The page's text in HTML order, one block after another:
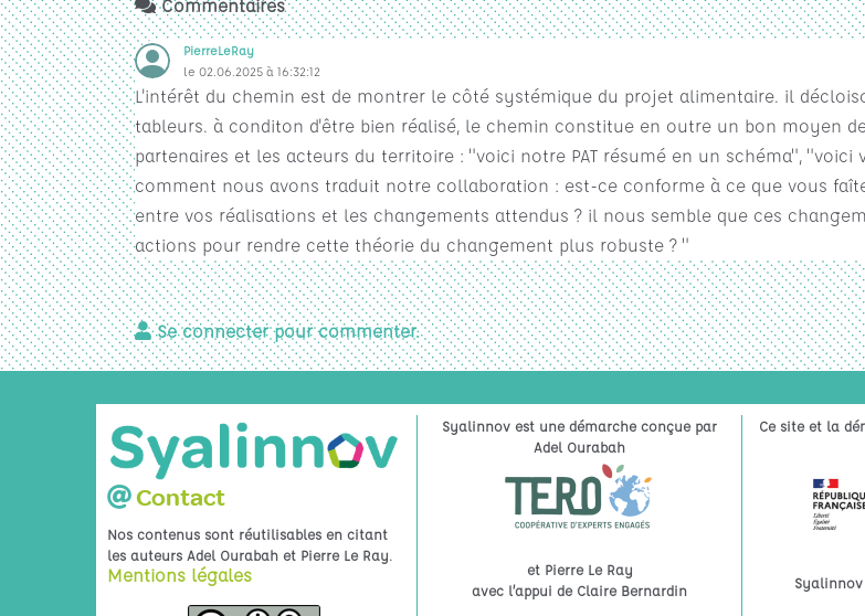
Commentaires
PierreLeRay
le 02.06.2025 à 16:32:12
L'intérêt du chemin est de montrer le côté systémique du projet alimentaire. il
tableurs. à conditon d'être bien réalisé, le chemin constitue en outre un bon moyen
partenaires et les acteurs du territoire : "voici notre PAT résumé en un schéma",
comment nous avons traduit notre collaboration : est-ce conforme à ce que vous
entre vos réalisations et les changements attendus ? il nous semble que ces
actions pour rendre cette théorie du changement plus robuste ? "
Se connecter pour commenter.
Contact
Nos contenus sont réutilisables en citant
les auteurs Adel Ourabah et Pierre Le Ray.
Mentions légales
Syalinnov est une démarche conçue par
Adel Ourabah
et Pierre Le Ray
avec l’appui de Claire Bernardin
Ce site et la